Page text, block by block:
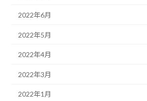
2022年6月
2022年5月
2022年4月
2022年3月
2022年1月